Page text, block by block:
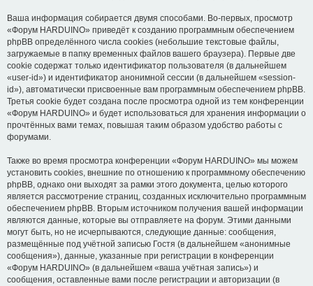
Ваша информация собирается двумя способами. Во-первых, просмотр
«Форум HARDUINO» приведёт к созданию программным обеспечением
phpBB определённого числа cookies (небольшие текстовые файлы,
загружаемые в папку временных файлов вашего браузера). Первые две
cookie содержат только идентификатор пользователя (в дальнейшем
«user-id») и идентификатор анонимной сессии (в дальнейшем «session-
id»), автоматически присвоенные вам программным обеспечением phpBB.
Третья cookie будет создана после просмотра одной из тем конференции
«Форум HARDUINO» и будет использоваться для хранения информации о
прочтённых вами темах, повышая таким образом удобство работы с
форумами.
Также во время просмотра конференции «Форум HARDUINO» мы можем
установить cookies, внешние по отношению к программному обеспечению
phpBB, однако они выходят за рамки этого документа, целью которого
является рассмотрение страниц, созданных исключительно программным
обеспечением phpBB. Вторым источником получения вашей информации
являются данные, которые вы отправляете на форум. Этими данными
могут быть, но не исчерпываются, следующие данные: сообщения,
размещённые под учётной записью Гостя (в дальнейшем «анонимные
сообщения»), данные, указанные при регистрации в конференции
«Форум HARDUINO» (в дальнейшем «ваша учётная запись») и
сообщения, оставленные вами после регистрации и авторизации (в